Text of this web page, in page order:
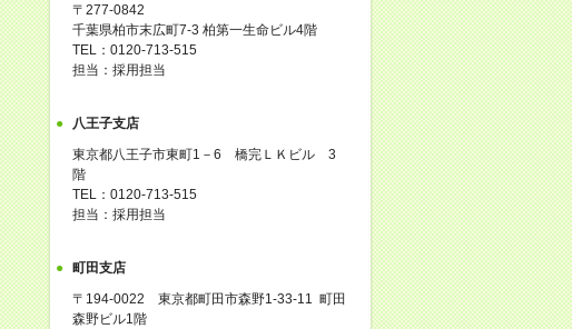
〒277-0842
千葉県柏市末広町7-3 柏第一生命ビル4階
TEL：0120-713-515
担当：採用担当
八王子支店
東京都八王子市東町1－6 橋完ＬＫビル 3
階
TEL：0120-713-515
担当：採用担当
町田支店
〒194-0022 東京都町田市森野1-33-11 町田
森野ビル1階